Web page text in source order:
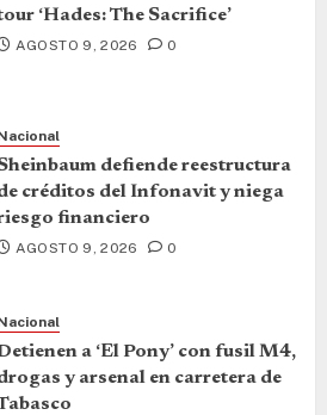
‘Hades: The Sacrifice’
AGOSTO 9, 2026 0
defiende reestructura
créditos del Infonavit y niega
financiero
AGOSTO 9, 2026 0
a ‘El Pony’ con fusil M4,
y arsenal en carretera de